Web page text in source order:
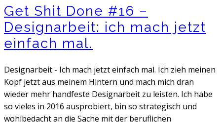
Get Shit Done #16 –
Designarbeit: ich mach jetzt
einfach mal.
Designarbeit - Ich mach jetzt einfach mal. Ich zieh meinen
Kopf jetzt aus meinem Hintern und mach mich dran
wieder mehr handfeste Designarbeit zu leisten. Ich habe
so vieles in 2016 ausprobiert, bin so strategisch und
wohlbedacht an die Sache mit der beruflichen